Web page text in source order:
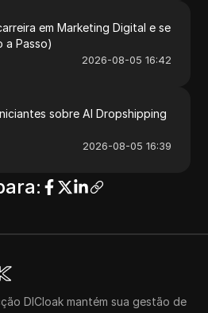
em Marketing Digital e se
a Passo)
2026-08-05 16:42
sobre AI Dropshipping
2026-08-05 16:39
:
DICloak mantém sua gestão de